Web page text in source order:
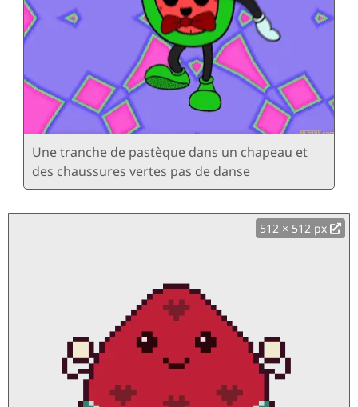
Une tranche de pastèque dans un chapeau et
des chaussures vertes pas de danse
512 × 512 px